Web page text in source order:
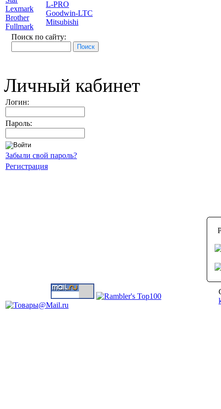
Lexmark
Brother
Fullmark
L-PRO
Goodwin-LTC
Mitsubishi
Поиск по сайту:
Личный кабинет
Логин:
Пароль:
Забыли свой пароль?
Регистрация